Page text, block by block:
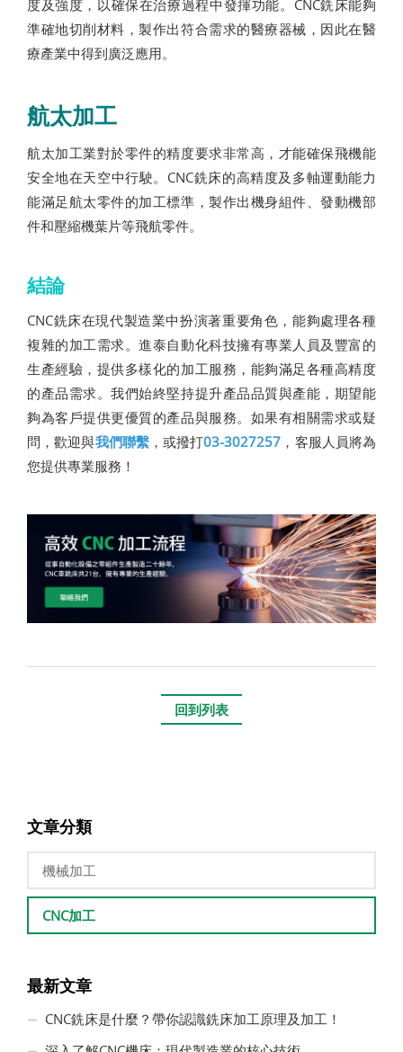
度及強度，以確保在治療過程中發揮功能。CNC銑床能夠
準確地切削材料，製作出符合需求的醫療器械，因此在醫
療產業中得到廣泛應用。
航太加工
航太加工業對於零件的精度要求非常高，才能確保飛機能
安全地在天空中行駛。CNC銑床的高精度及多軸運動能力
能滿足航太零件的加工標準，製作出機身組件、發動機部
件和壓縮機葉片等飛航零件。
結論
CNC銑床在現代製造業中扮演著重要角色，能夠處理各種
複雜的加工需求。進泰自動化科技擁有專業人員及豐富的
生產經驗，提供多樣化的加工服務，能夠滿足各種高精度
的產品需求。我們始終堅持提升產品品質與產能，期望能
夠為客戶提供更優質的產品與服務。如果有相關需求或疑
問，歡迎與我們聯繫，或撥打03-3027257 ，客服人員將為
您提供專業服務！
回到列表
文章分類
機械加工
CNC加工
最新文章
CNC銑床是什麼？帶你認識銑床加工原理及加工！